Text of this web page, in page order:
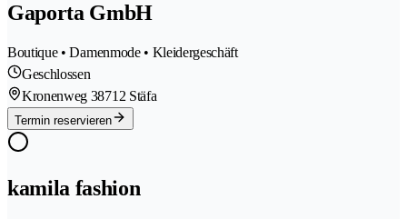
Gaporta GmbH
Boutique • Damenmode • Kleidergeschäft
Geschlossen
Kronenweg 38712 Stäfa
Termin reservieren
kamila fashion